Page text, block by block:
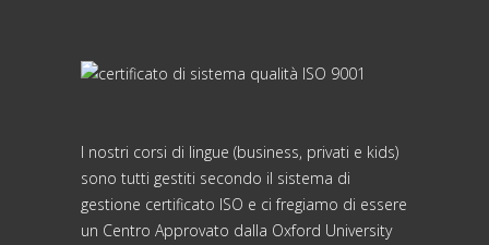
I nostri corsi di lingue (business, privati e kids)
sono tutti gestiti secondo il sistema di
gestione certificato ISO e ci fregiamo di essere
un Centro Approvato dalla Oxford University